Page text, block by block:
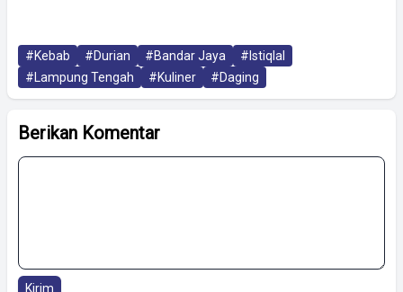
#Kebab #Durian #Bandar Jaya
#Istiqlal
#Lampung Tengah
#Kuliner #Daging
Berikan Komentar
Kirim